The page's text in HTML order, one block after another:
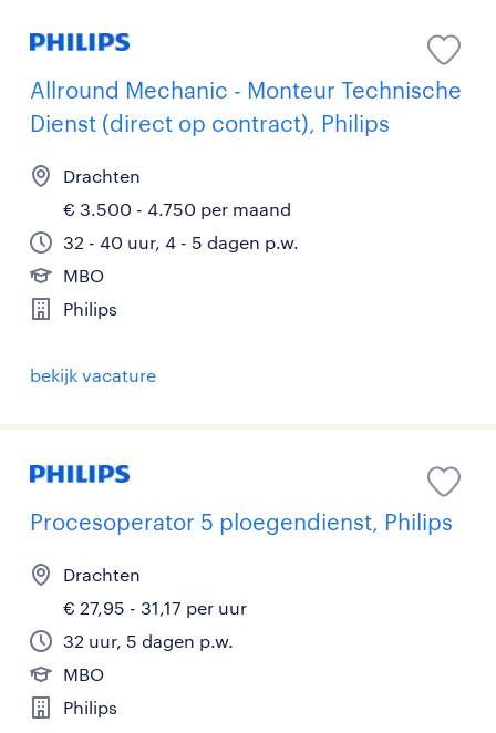
Allround Mechanic - Monteur Technische
Dienst (direct op contract), Philips
Drachten
€ 3.500 - 4.750 per maand
32 - 40 uur, 4 - 5 dagen p.w.
MBO
Philips
bekijk vacature
Procesoperator 5 ploegendienst, Philips
Drachten
€ 27,95 - 31,17 per uur
32 uur, 5 dagen p.w.
MBO
Philips